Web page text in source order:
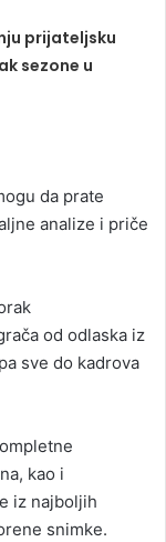
prijateljsku
sezone u
da prate
analize i priče
od odlaska iz
sve do kadrova
kao i
iz najboljih
snimke.